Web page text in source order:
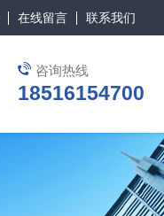
在线留言 联系我们
咨询热线
18516154700